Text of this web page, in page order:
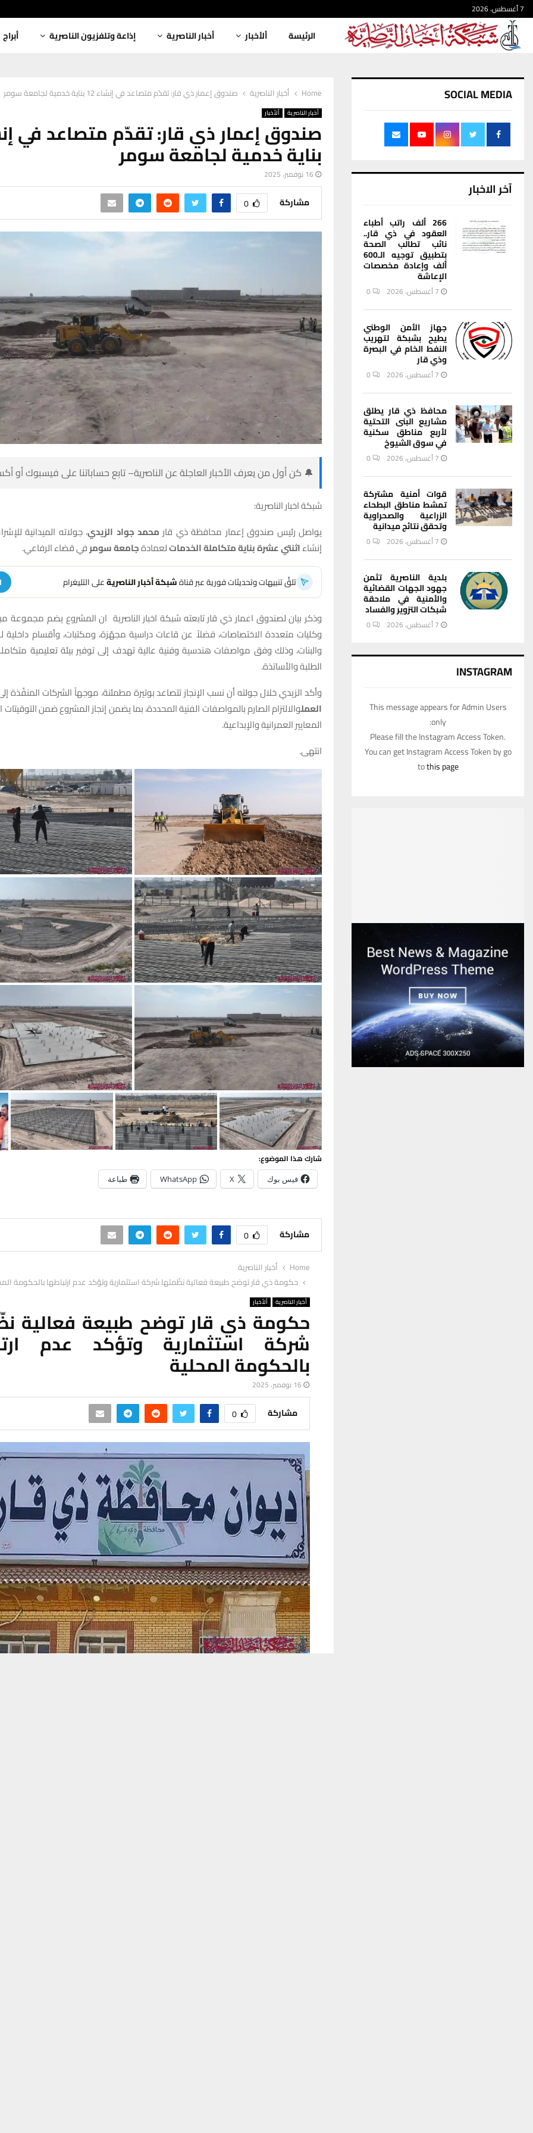
7 أغسطس، 2026
الرئيسة ألأخبار أخبار الناصرية إذاعة وتلفزيون الناصرية أبراج
Home أخبار الناصرية صندوق إعمار ذي قار: تقدّم متصاعد في إنشاء 12 بناية خدمية لجامعة سومر
أخبار الناصرية ألأخبار
بناية خدمية لجامعة سومر
16 نوفمبر، 2025
مشاركة 0
🔔 كن أول من يعرف الأخبار العاجلة عن الناصرية– تابع حساباتنا على فيسبوك أو
شبكة اخبار الناصرية:
يواصل رئيس صندوق إعمار محافظة ذي قارمحمد جواد الزيدي، جولاته الميدانية
إنشاءاثنتي عشرة بناية متكاملة الخدماتلعمادةجامعة سومرفي قضاء الرفاعي.
تلقَّ تنبيهات وتحديثات فورية عبر قناةشبكة أخبار الناصريةعلى التليغرام
وذكر بيان لصندوق اعمار ذي قار تابعته شبكة اخبار الناصرية ان المشروع يضم مجموعة
وكليات متعددة الاختصاصات، فضلاً عن قاعات دراسية مجهّزة، ومكتبات، وأقسام داخلية
والبنات، وذلك وفق مواصفات هندسية وفنية عالية تهدف إلى توفير بيئة تعليمية متكاملة
الطلبة والأساتذة.
وأكد الزيدي خلال جولته أن نسب الإنجاز تتصاعد بوتيرة مطمئنة، موجهاً الشركات المنفّذة
العملوالالتزام الصارم بالمواصفات الفنية المحددة، بما يضمن إنجاز المشروع ضمن
المعايير العمرانية والإبداعية.
انتهى.
شارك هذا الموضوع:
فيس بوك X
WhatsApp طباعة
مشاركة 0
Home
أخبار الناصرية
حكومة ذي قار توضح طبيعة فعالية نظّمتها شركة استثمارية وتؤكد عدم ارتباطها بالحكومة
أخبار الناصرية ألأخبار
حكومة ذي قار توضح طبيعة فعالية
شركة استثمارية وتؤكد عدم
بالحكومة المحلية
16 نوفمبر، 2025
مشاركة 0
SOCIAL MEDIA
آخر الاخبار
266 ألف راتب أطباء
العقود في ذي قار..
نائب تطالب الصحة
بتطبيق توجيه الـ600
ألف وإعادة مخصصات
الإعاشة
7 أغسطس، 2026 0
جهاز الأمن الوطني
يطيح بشبكة لتهريب
النفط الخام في البصرة
وذي قار
7 أغسطس، 2026 0
محافظ ذي قار يطلق
مشاريع البنى التحتية
لأربع مناطق سكنية
في سوق الشيوخ
7 أغسطس، 2026 0
قوات أمنية مشتركة
تمشط مناطق البطحاء
الزراعية والصحراوية
وتحقق نتائج ميدانية
7 أغسطس، 2026 0
بلدية الناصرية تثمن
جهود الجهات القضائية
والأمنية في ملاحقة
شبكات التزوير والفساد
7 أغسطس، 2026 0
INSTAGRAM
This message appears for Admin Users
only:
Please fill the Instagram Access Token.
You can get Instagram Access Token by go
tothis page